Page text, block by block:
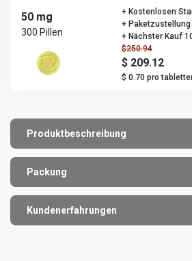
50 mg
300 Pillen
$250.94
$ 209.12
$ 0.70 pro
+ Kostenlosen
+
+ Nächster Kauf
Produktbeschreibung
Packung
Kundenerfahrungen